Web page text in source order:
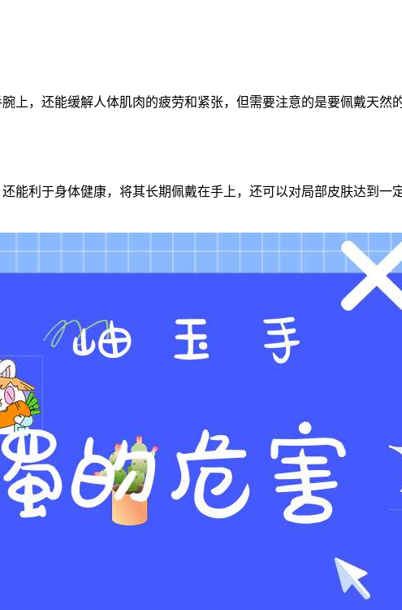
上，还能缓解人体肌肉的疲劳和紧张，但需要注意的是要佩戴天
能利于身体健康，将其长期佩戴在手上，还可以对局部皮肤达到